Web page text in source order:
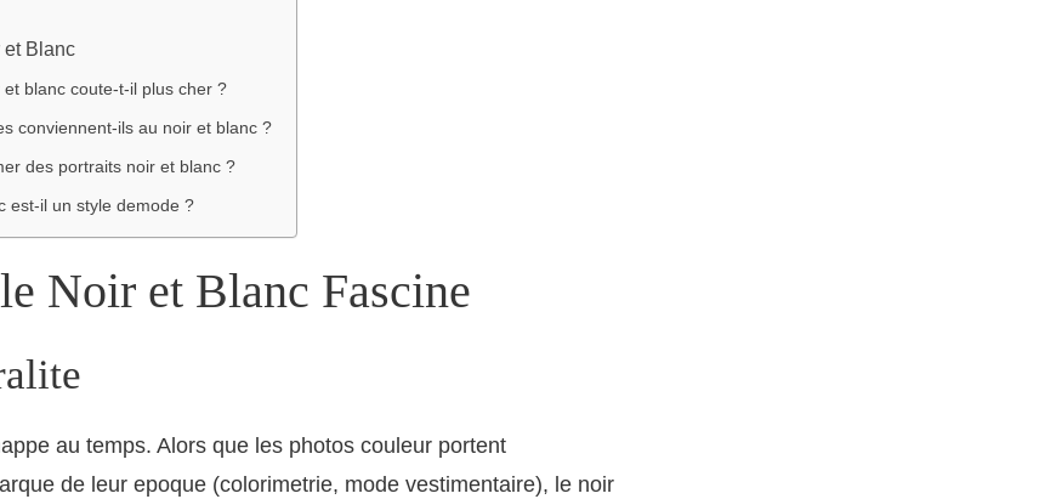
et Blanc
blanc coute-t-il plus cher ?
conviennent-ils au noir et blanc ?
des portraits noir et blanc ?
est-il un style demode ?
Noir et Blanc Fascine
au temps. Alors que les photos couleur portent
de leur epoque (colorimetrie, mode vestimentaire), le noir